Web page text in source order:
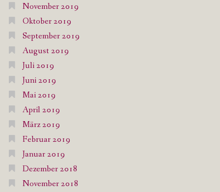
November 2019
Oktober 2019
September 2019
August 2019
Juli 2019
Juni 2019
Mai 2019
April 2019
März 2019
Februar 2019
Januar 2019
Dezember 2018
November 2018